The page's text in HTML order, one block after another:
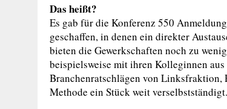
Das heißt?
Es gab für die Konferenz 550
geschaffen, in denen ein direkter
bieten die Gewerkschaften noch zu
beispielsweise mit ihren Kolleginnen
Branchenratschlägen von Linksfraktion,
Methode ein Stück weit